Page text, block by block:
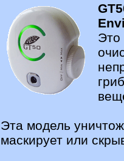
Это
Эта модель
маскирует или